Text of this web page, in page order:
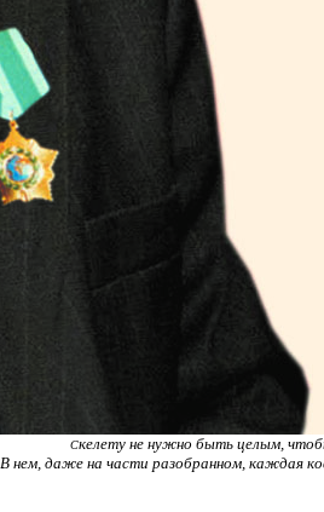
Скелету не нужно быть целым,
В нем, даже на части разобранном, каждая